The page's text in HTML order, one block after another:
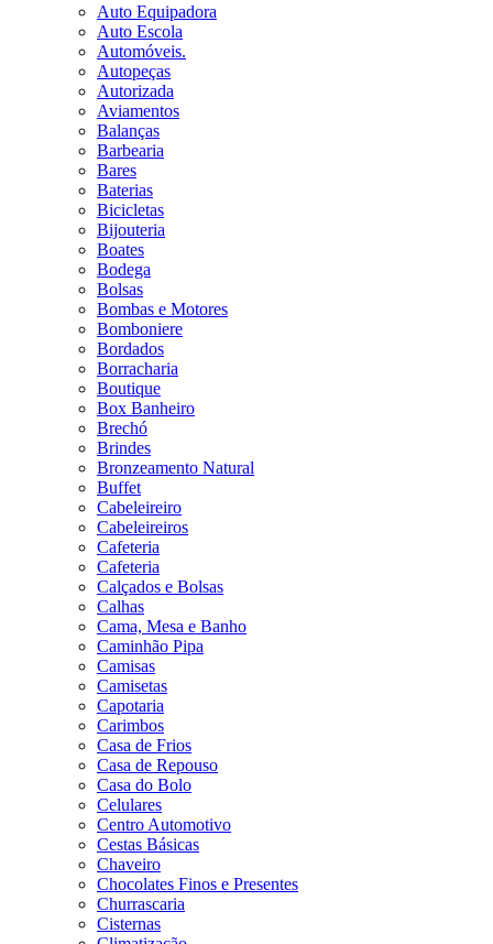
Auto Equipadora
Auto Escola
Automóveis.
Autopeças
Autorizada
Aviamentos
Balanças
Barbearia
Bares
Baterias
Bicicletas
Bijouteria
Boates
Bodega
Bolsas
Bombas e Motores
Bomboniere
Bordados
Borracharia
Boutique
Box Banheiro
Brechó
Brindes
Bronzeamento Natural
Buffet
Cabeleireiro
Cabeleireiros
Cafeteria
Cafeteria
Calçados e Bolsas
Calhas
Cama, Mesa e Banho
Caminhão Pipa
Camisas
Camisetas
Capotaria
Carimbos
Casa de Frios
Casa de Repouso
Casa do Bolo
Celulares
Centro Automotivo
Cestas Básicas
Chaveiro
Chocolates Finos e Presentes
Churrascaria
Cisternas